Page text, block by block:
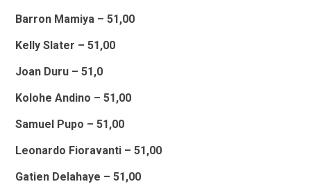
Barron Mamiya – 51,00
Kelly Slater – 51,00
Joan Duru – 51,0
Kolohe Andino – 51,00
Samuel Pupo – 51,00
Leonardo Fioravanti – 51,00
Gatien Delahaye – 51,00